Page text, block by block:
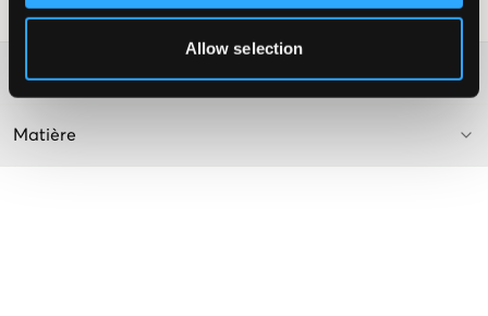
Allow selection
Conseils de lavage:
Plus d'informations sur les instructions de lavage
Matière